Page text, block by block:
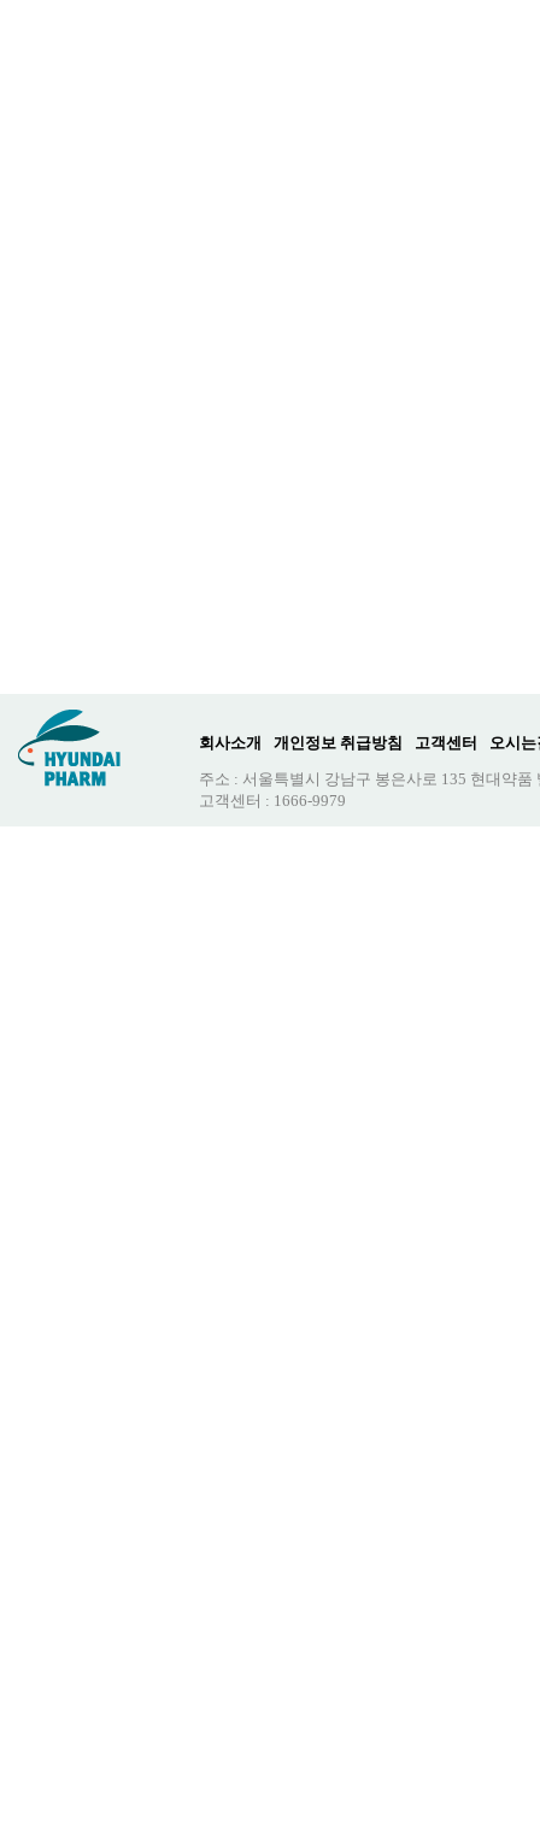
회사소개 개인정보 취급방침 고객센터
오시는
주소 : 서울특별시 강남구 봉은사로 135 현대약품
고객센터 : 1666-9979